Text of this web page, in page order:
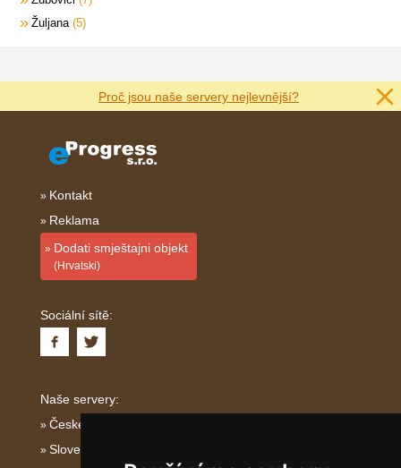
Žuljana 5
Proč jsou naše servery nejlevnější?
Kontakt
Reklama
Dodati smještajni objekt
(Hrvatski)
Sociální sítě:
Naše servery:
České hory
Slovenské hory